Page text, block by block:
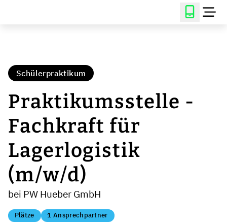
Schülerpraktikum
Praktikumsstelle -
Fachkraft für
Lagerlogistik
(m/w/d)
bei PW Hueber GmbH
Plätze 1 Ansprechpartner